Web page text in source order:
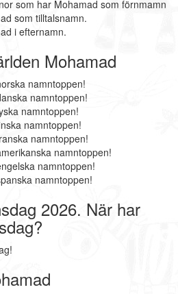
som har Mohamad som förnmamn
som tilltalsnamn.
i efternamn.
Mohamad
namntoppen!
namntoppen!
namntoppen!
namntoppen!
namntoppen!
namntoppen!
namntoppen!
namntoppen!
2026. När har